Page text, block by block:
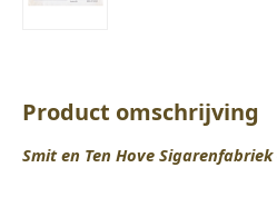
Product omschrijving
Smit en Ten Hove